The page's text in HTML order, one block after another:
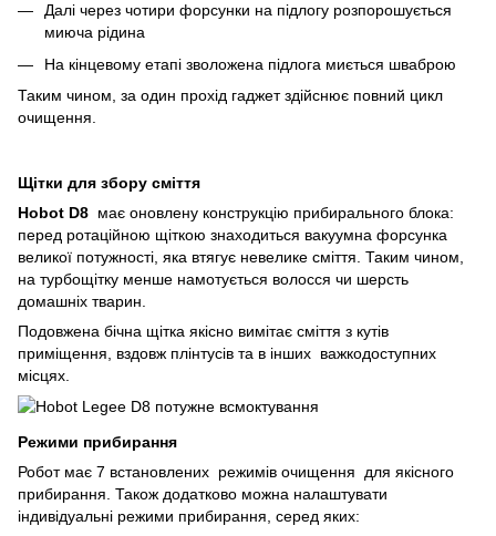
Далі через чотири форсунки на підлогу розпорошується
миюча рідина
На кінцевому етапі зволожена підлога миється шваброю
Таким чином, за один прохід гаджет здійснює повний цикл
очищення.
Щітки для збору сміття
Hobot D8 має оновлену конструкцію прибирального блока:
перед ротаційною щіткою знаходиться вакуумна форсунка
великої потужності, яка втягує невелике сміття. Таким чином,
на турбощітку менше намотується волосся чи шерсть
домашніх тварин.
Подовжена бічна щітка якісно вимітає сміття з кутів
приміщення, вздовж плінтусів та в інших важкодоступних
місцях.
Режими прибирання
Робот має 7 встановлених режимів очищення для якісного
прибирання. Також додатково можна налаштувати
індивідуальні режими прибирання, серед яких: